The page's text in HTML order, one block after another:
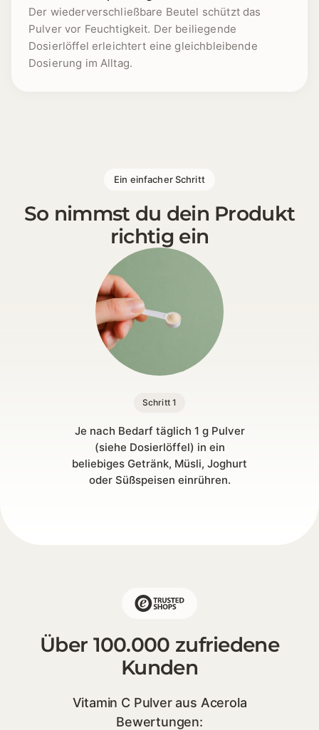
Der wiederverschließbare Beutel schützt das
Pulver vor Feuchtigkeit. Der beiliegende
Dosierlöffel erleichtert eine gleichbleibende
Dosierung im Alltag.
Ein einfacher Schritt
So nimmst du dein Produkt
richtig ein
Schritt 1
Je nach Bedarf täglich 1 g Pulver
(siehe Dosierlöffel) in ein
beliebiges Getränk, Müsli, Joghurt
oder Süßspeisen einrühren.
1 [https://echt-vital.de/media/75/2b/50/
Über 100.000 zufriedene
Kunden
Vitamin C Pulver aus Acerola
Bewertungen: